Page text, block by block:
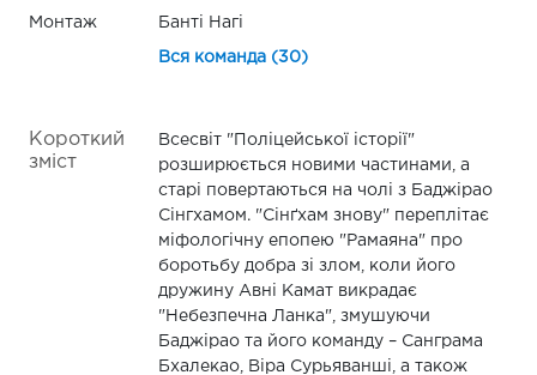
Монтаж Банті Нагі
Вся команда (30)
Короткий
зміст
Всесвіт "Поліцейської історії"
розширюється новими частинами, а
старі повертаються на чолі з Баджірао
Сінгхамом. "Сінґхам знову" переплітає
міфологічну епопею "Рамаяна" про
боротьбу добра зі злом, коли його
дружину Авні Камат викрадає
"Небезпечна Ланка", змушуючи
Баджірао та його команду – Санграма
Бхалекао, Віра Сурьяванші, а також